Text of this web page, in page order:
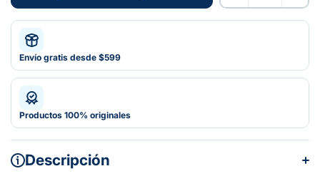
Envío gratis desde $599
Productos 100% originales
Descripción